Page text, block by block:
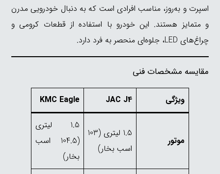
اسپرت و به‌روز، مناسب افرادی است که به دنبال خودرویی مدرن
و متمایز هستند. این خودرو با استفاده از قطعات کرومی و
چراغ‌های LED، جلوه‌ای منحصر به فرد دارد.
مقایسه مشخصات فنی
ویژگی JAC J4
KMC Eagle
موتور
1.5 لیتری (103
اسب بخار)
1.5 لیتری
(104.5 اسب
بخار)